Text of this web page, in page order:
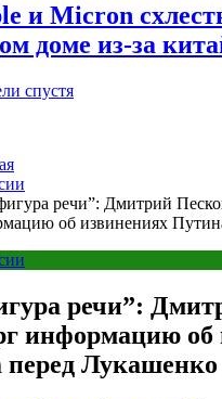
и Micron
доме из-за
спустя
речи”: Дмитрий
об извинениях
речи”:
информацию об
Лукашенко